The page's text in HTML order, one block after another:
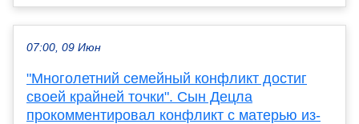
07:00, 09 Июн
"Многолетний семейный конфликт достиг
своей крайней точки". Сын Децла
прокомментировал конфликт с матерью из-